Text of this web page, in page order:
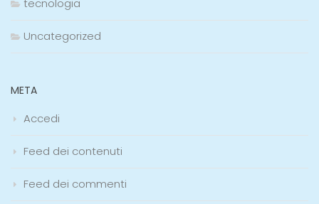
Uncategorized
META
Accedi
Feed dei contenuti
Feed dei commenti